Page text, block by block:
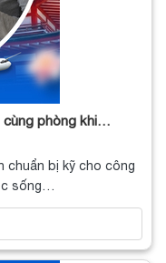
cùng phòng khi…
chuẩn bị kỹ cho công
sống…